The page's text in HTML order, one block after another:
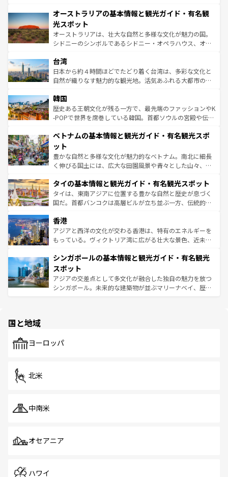
文化が魅力。旅行者はアメリカの各地域で異なる魅力を楽
しみながら、その多様性と豊かな歴史を感じることができ
るだろう。車でのロードトリップや列車の旅も、アメリカ
ならではの贅沢な旅のスタイルだ。 なお、新着のアメリカ
情報は コンテンツ一覧 を参照してほしい。
ワイ島は見逃せない。また、定番の観光地といえばオアフ
島だが、静かな自然を求めるならマウイ島やカウアイ島が
おすすめ。エメラルドグリーンに輝く海をはじめ、豊かな
文化や歴史が息づいている。「アロハスピリット」と呼ば
人々、おいしいローカルフードやハワイアンミュージッ
ク、伝統的なフラダンスなど、すべてがハワイの魅力を彩
っている。訪れるたびに新しい発見と感動が待っているハ
はコンテンツ一覧
オーストラリアの基本情報と観光ガイド・有名観
光スポット
オーストラリアは、壮大な自然と多様な文化が魅力の国。
シドニーのシンボルであるシドニー・オペラハウス、オー
リアリーフや大陸中央部にそびえるウルル（エアーズロッ
ク）、タスマニアの美しい原生林やケアンズの熱帯雨林な
ど、見どころがたくさん。また、カフェやワイン、オージ
いる。アクティビティも充実しており、サーフィンやダイ
ビング、ハイキングなど、アウトドア好きにはたまらな
い。オーストラリアの多彩な魅力を存分に味わいつくそ
参照してほしい。
台湾
日本から約４時間ほどでたどり着く台湾は、多彩な文化と
自然が織りなす魅力的な観光地。活気あふれる大都市の台
ン）、静ひつな山岳地帯である台湾東部など、都市の喧騒
と山間の静けさが共存しており、訪れる人に新しい発見と
驚きをもたらしてくれる。また、奥深い台湾の食文化も魅
容にもいいと評判のスイーツなど、バラエティ豊かな料理
照してほしい。
韓国
歴史ある王朝文化が残る一方で、最先端のファッションやK
-POPで世界を席巻している韓国。首都ソウルの宮殿や伝統
き、地方に足を延ばせば四季折々の自然美を楽しむことが
できる。そして、キムチや焼肉、絶品のストリートフード
まで、さまざまな韓国料理が待っている。夜には、韓国な
らではのナイトライフも堪能できる。あたたかいホスピタ
わってみてほしい。 なお、新着の韓国情報はコンテンツ一
覧 を参照してほしい。
ベトナムの基本情報と観光ガイド・有名観光スポ
ット
豊かな自然と多様な文化が魅力的なベトナム。南北に細長
く伸びる国土には、広大な田園風景や青々とした山々、世
急速な発展と共に伝統が息づく。ハノイの古い町並みやホ
ーチミン市のフランス統治時代の建物も、独特の雰囲気を
醸し出している。また、バラエティの豊かさとおいしさで
とつ。フォーやバインミー、ベトナムコーヒーなどは、ぜ
ひ現地で味わいたい。どの地域を訪れてもあたたかい人々
が旅行者を迎えてくれるので、きっと忘れられない旅にな
参照してほしい。
タイの基本情報と観光ガイド・有名観光スポット
タイは、東南アジアに位置する豊かな自然と歴史が息づく
国だ。首都バンコクは高層ビルが立ち並ぶ一方、伝統的な
の活気が交差している。北部ではチェンマイなどの山岳地
帯で自然と触れ合い、南部ではプーケットやクラビの美し
いビーチでリゾート気分を楽しむことができる。タイ料理
激する。気候は一年中温暖で、どの季節にも異なる楽しみ
が待っている。親しみやすいタイの人々、仏教を中心とし
た文化、そして多様な観光資源が、訪れる旅人を魅了し続
ける。 なお、新着のタイ情報はコンテンツ一覧を参照して
香港
アジアと西洋の文化が交わる香港は、特有のエネルギーを
もっている。ヴィクトリア湾に広がる壮大な景色、近未来
み、どこを訪れても感動するはず。観光スポットが密集し
ており、効率よく見どころを回れるのも魅力。息をのむよ
うな絶景から文化的な体験まで、香港を存分に楽しみ尽く
そう。 なお、新着の香港情報はコンテンツ一覧を参照して
シンガポールの基本情報と観光ガイド・有名観光
スポット
アジアの交差点として多文化が融合した独自の魅力を放つ
シンガポール。未来的な建築物が並ぶマリーナベイ、歴史
で、ホーカーズは地元の風情を楽しめる外せないスポット
国と地域
ヨーロッパ
北米
中南米
オセアニア
ハワイ